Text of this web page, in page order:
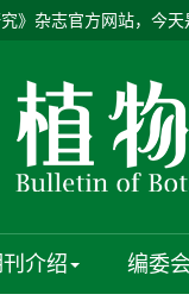
》杂志官方网站，今天
介绍 编委